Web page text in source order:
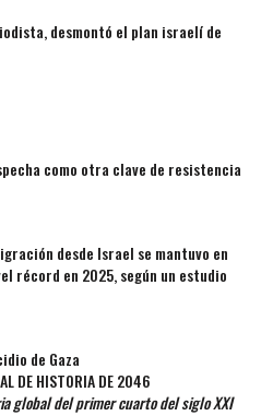
desmontó el plan israelí de
como otra clave de resistencia
desde Israel se mantuvo en
récord en 2025, según un estudio
de Gaza
DE HISTORIA DE 2046
global del primer cuarto del siglo XXI